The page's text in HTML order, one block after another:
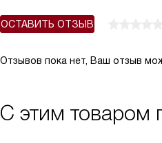
ОСТАВИТЬ ОТЗЫВ
Отзывов пока нет, Ваш отзыв
С этим товаром